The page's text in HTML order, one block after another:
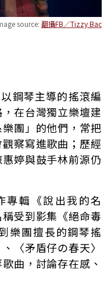
source: 翻攝FB／Tizzy Bac
鋼琴主導的搖滾編
在台灣獨立樂壇建
團」的他們，常把
察寫進歌曲；歷經
婷與鼓手林前源仍
專輯《說出我的名
受到影集《絕命毒
樂團擅長的鋼琴搖
〈矛盾仔の春天〉
曲，討論存在感、